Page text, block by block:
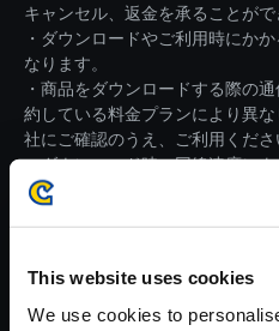
This website uses cookies
We use cookies to
キャンセル、返金を承ることがで
・ダウンロードやご利用時にか
なります。
・商品をダウンロードする際の
約している料金プランにより異
社にご確認のうえ、ご利用くださ
・ダウンロード時、回線速度に
がかかる場合がございます。
※ご購入いただいたファイルの